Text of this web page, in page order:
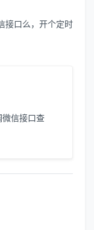
接口么，开个定时
微信接口查